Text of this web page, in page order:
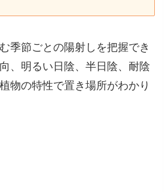
季節ごとの陽射しを把握でき
、明るい日陰、半日陰、耐陰
物の特性で置き場所がわかり